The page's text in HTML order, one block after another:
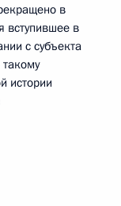
в
вступившее в
с субъекта
истории